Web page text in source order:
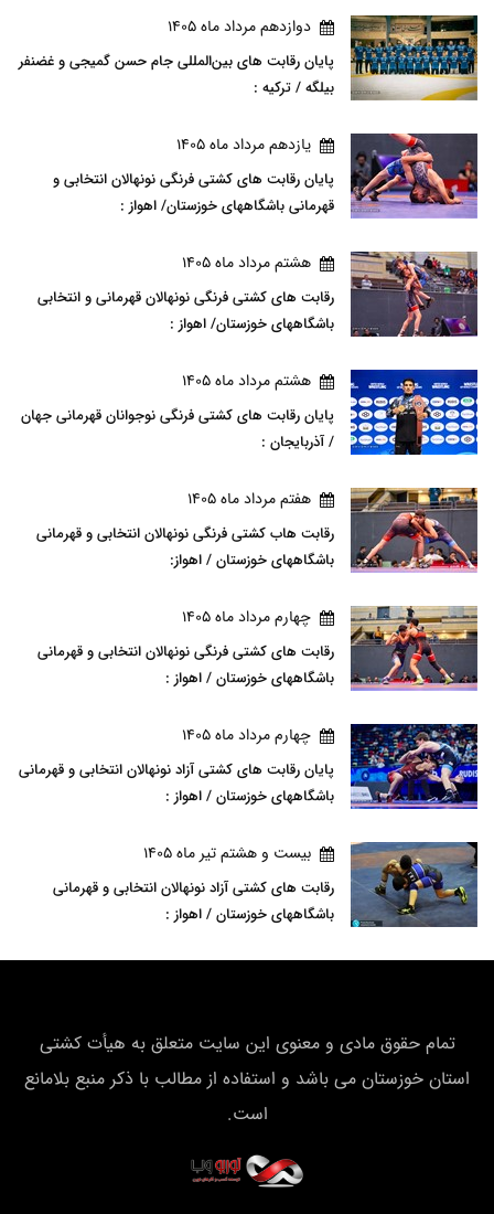
دوازدهم مرداد ماه 1405
پایان رقابت های بین‌المللی جام حسن گمیجی و غضنفر
بیلگه / ترکیه :
يازدهم مرداد ماه 1405
پایان رقابت های کشتی فرنگی نونهالان انتخابی و
قهرمانی باشگاههای خوزستان/ اهواز :
هشتم مرداد ماه 1405
رقابت های کشتی فرنگی نونهالان قهرمانی و انتخابی
باشگاههای خوزستان/ اهواز :
هشتم مرداد ماه 1405
پایان رقابت های کشتی فرنگی نوجوانان قهرمانی جهان
/ آذربایجان :
هفتم مرداد ماه 1405
رقابت هاب کشتی فرنگی نونهالان انتخابی و قهرمانی
باشگاههای خوزستان / اهواز:
چهارم مرداد ماه 1405
رقابت های کشتی فرنگی نونهالان انتخابی و قهرمانی
باشگاههای خوزستان / اهواز :
چهارم مرداد ماه 1405
پایان رقابت های کشتی آزاد نونهالان انتخابی و قهرمانی
باشگاههای خوزستان / اهواز :
بيست و هشتم تير ماه 1405
رقابت های کشتی آزاد نونهالان انتخابی و قهرمانی
باشگاههای خوزستان / اهواز :
تمام حقوق مادی و معنوی این سایت متعلق به هیأت كشتی
استان خوزستان می باشد و استفاده از مطالب با ذکر منبع بلامانع
است.